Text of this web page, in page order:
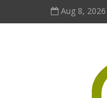
Aug 8, 2026